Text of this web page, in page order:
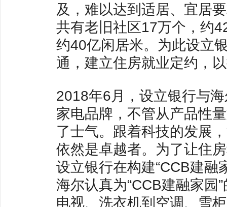
及，难以达到适居、宜居
共有老旧社区17万个，约
约40亿闲居米。为此设立
通，建立住房就业定约，
2018年6月，设立银行与
家电品牌，不管从产品性
了士气。跟着科技的发展
依然是卓越者。为了让住
设立银行在构建“CCB建融
海尔认真为“CCB建融家园
电视、洗衣机到空调、雪